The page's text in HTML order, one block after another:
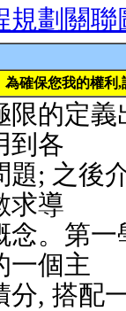
規劃關聯
為確保您我的權利
限的定
到各
題; 之後
求導
念。第
一個主
分, 搭配